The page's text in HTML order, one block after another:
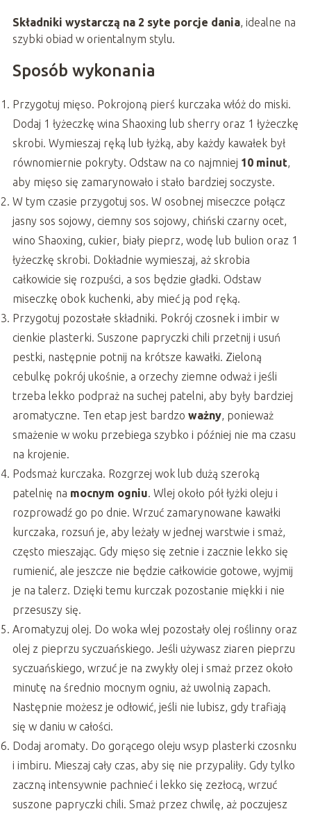
Składniki wystarczą na 2 syte porcje dania, idealne na
szybki obiad w orientalnym stylu.
Sposób wykonania
Przygotuj mięso. Pokrojoną pierś kurczaka włóż do miski.
Dodaj 1 łyżeczkę wina Shaoxing lub sherry oraz 1 łyżeczkę
skrobi. Wymieszaj ręką lub łyżką, aby każdy kawałek był
równomiernie pokryty. Odstaw na co najmniej 10 minut,
aby mięso się zamarynowało i stało bardziej soczyste.
W tym czasie przygotuj sos. W osobnej miseczce połącz
jasny sos sojowy, ciemny sos sojowy, chiński czarny ocet,
wino Shaoxing, cukier, biały pieprz, wodę lub bulion oraz 1
łyżeczkę skrobi. Dokładnie wymieszaj, aż skrobia
całkowicie się rozpuści, a sos będzie gładki. Odstaw
miseczkę obok kuchenki, aby mieć ją pod ręką.
Przygotuj pozostałe składniki. Pokrój czosnek i imbir w
cienkie plasterki. Suszone papryczki chili przetnij i usuń
pestki, następnie potnij na krótsze kawałki. Zieloną
cebulkę pokrój ukośnie, a orzechy ziemne odważ i jeśli
trzeba lekko podpraż na suchej patelni, aby były bardziej
aromatyczne. Ten etap jest bardzo ważny, ponieważ
smażenie w woku przebiega szybko i później nie ma czasu
na krojenie.
Podsmaż kurczaka. Rozgrzej wok lub dużą szeroką
patelnię na mocnym ogniu. Wlej około pół łyżki oleju i
rozprowadź go po dnie. Wrzuć zamarynowane kawałki
kurczaka, rozsuń je, aby leżały w jednej warstwie i smaż,
często mieszając. Gdy mięso się zetnie i zacznie lekko się
rumienić, ale jeszcze nie będzie całkowicie gotowe, wyjmij
je na talerz. Dzięki temu kurczak pozostanie miękki i nie
przesuszy się.
Aromatyzuj olej. Do woka wlej pozostały olej roślinny oraz
olej z pieprzu syczuańskiego. Jeśli używasz ziaren pieprzu
syczuańskiego, wrzuć je na zwykły olej i smaż przez około
minutę na średnio mocnym ogniu, aż uwolnią zapach.
Następnie możesz je odłowić, jeśli nie lubisz, gdy trafiają
się w daniu w całości.
Dodaj aromaty. Do gorącego oleju wsyp plasterki czosnku
i imbiru. Mieszaj cały czas, aby się nie przypaliły. Gdy tylko
zaczną intensywnie pachnieć i lekko się zezłocą, wrzuć
suszone papryczki chili. Smaż przez chwilę, aż poczujesz